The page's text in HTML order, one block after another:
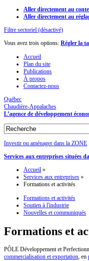
Aller directement au
Aller directement au
Filtre sectoriel (désactivé)
Vous avez trois options: Régler la
Accueil
Plan du site
Publications
À propos
Contactez-nous
Québec
Chaudière-Appalaches
L’agence de développement
Investir ou aménager dans la ZONE
Services aux entreprises situées
Accueil »
Services aux entreprises »
Formations et activités
Formations et activités
Soutien à l'industrie
Nouvelles et communiqués
Formations et
PÔLE Développement et
commercialisation et exportation, en